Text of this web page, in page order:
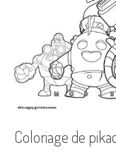
Coloriage de